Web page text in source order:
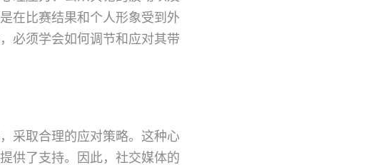
在比赛结果和个人形象受到外
必须学会如何调节和应对其带
采取合理的应对策略。这种心
供了支持。因此，社交媒体的